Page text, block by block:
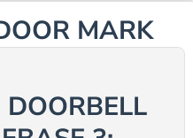
MARK
DOORBELL